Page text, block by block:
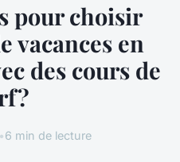
pour choisir
vacances en
des cours de
6 min de lecture